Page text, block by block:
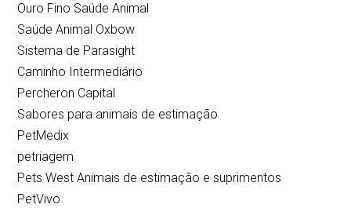
Ouro Fino Saúde Animal
Saúde Animal Oxbow
Sistema de Parasight
Caminho Intermediário
Percheron Capital
Sabores para animais de estimação
PetMedix
petriagem
Pets West Animais de estimação e suprimentos
PetVivo